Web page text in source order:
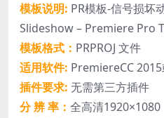
模板说明: PR模板-信号损坏
Slideshow – Premiere Pro
模板格式： PRPROJ 文件
适用软件: PremiereCC
插件要求: 无需第三方插件
分 辨 率： 全高清1920×1080